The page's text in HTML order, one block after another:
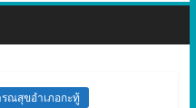
นบ้านงานครัว โดยวิธีเฉพาะ
ณสุขอำเภอกะทู้